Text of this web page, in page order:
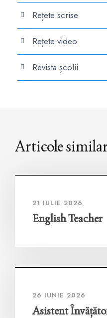
Rețete scrise
Rețete video
Revista școlii
Articole
21 IULIE 2026
English Teacher
26 IUNIE 2026
Asistent